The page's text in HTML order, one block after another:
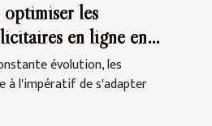
les
en ligne en
évolution, les
à l'impératif de s'adapter